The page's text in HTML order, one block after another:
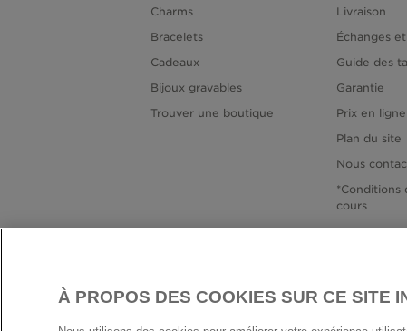
Charms
Bracelets
Cadeaux
Bijoux gravables
Trouver une boutique
Livraison
Échanges
Guide des
Garantie
Prix en
Plan du site
Nous
*Conditions
cours
À PROPOS DES COOKIES SUR CE SITE